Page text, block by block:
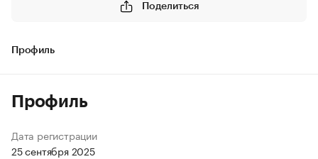
Поделиться
Профиль
Профиль
Дата регистрации
25 сентября 2025